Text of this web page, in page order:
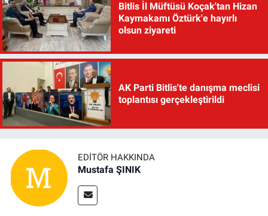
Bitlis İl Müftüsü Koçak'tan Hizan
Kaymakamı Öztürk'e hayırlı
olsun ziyareti
AK Parti Bitlis'te danışma meclisi
toplantısı gerçekleştirildi
EDITÖR HAKKINDA
Mustafa ŞINIK